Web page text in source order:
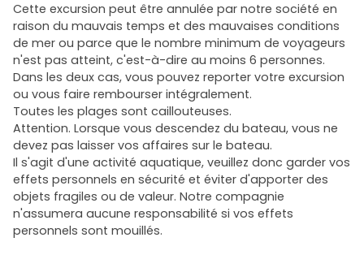
Cette excursion peut être annulée par notre société en
raison du mauvais temps et des mauvaises conditions
de mer ou parce que le nombre minimum de voyageurs
n'est pas atteint, c'est-à-dire au moins 6 personnes.
Dans les deux cas, vous pouvez reporter votre excursion
ou vous faire rembourser intégralement.
Toutes les plages sont caillouteuses.
Attention. Lorsque vous descendez du bateau, vous ne
devez pas laisser vos affaires sur le bateau.
Il s'agit d'une activité aquatique, veuillez donc garder vos
effets personnels en sécurité et éviter d'apporter des
objets fragiles ou de valeur. Notre compagnie
n'assumera aucune responsabilité si vos effets
personnels sont mouillés.